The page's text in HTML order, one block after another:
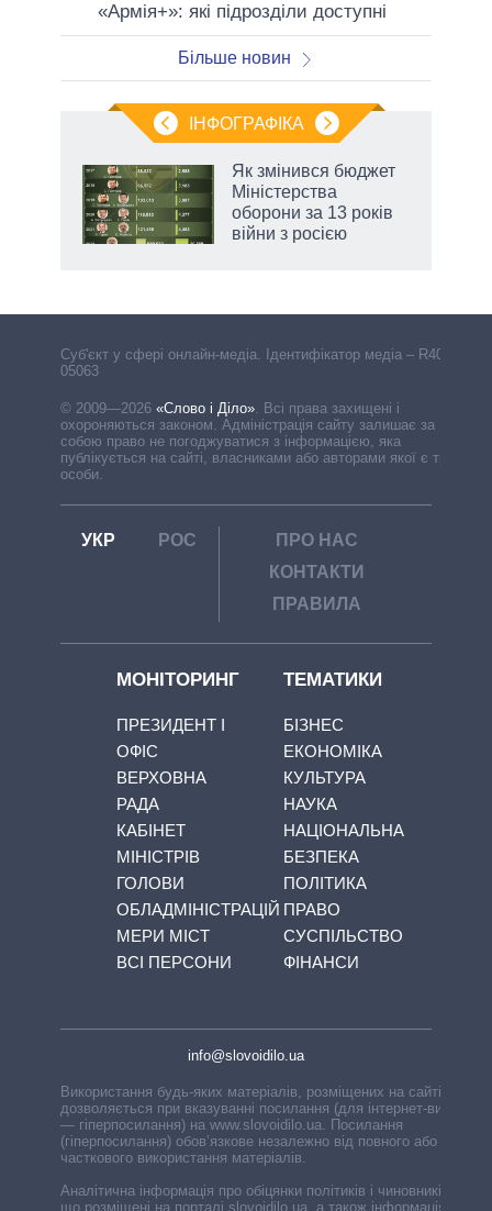
«Армія+»: які підрозділи доступні
Більше новин
ІНФОГРАФІКА
Як змінився бюджет
Міністерства
оборони за 13 років
війни з росією
Cуб'єкт у сфері онлайн-медіа. Ідентифікатор медіа – R40-
05063
© 2009—2026 «Слово і Діло». Всі права захищені і
охороняються законом. Адміністрація сайту залишає за
собою право не погоджуватися з інформацією, яка
публікується на сайті, власниками або авторами якої є треті
особи.
УКР РОС
ПРО НАС
КОНТАКТИ
ПРАВИЛА
МОНІТОРИНГ
ПРЕЗИДЕНТ І
ОФІС
ВЕРХОВНА
РАДА
КАБІНЕТ
МІНІСТРІВ
ГОЛОВИ
ОБЛАДМІНІСТРАЦІЙ
МЕРИ МІСТ
ВСІ ПЕРСОНИ
ТЕМАТИКИ
БІЗНЕС
ЕКОНОМІКА
КУЛЬТУРА
НАУКА
НАЦІОНАЛЬНА
БЕЗПЕКА
ПОЛІТИКА
ПРАВО
СУСПІЛЬСТВО
ФІНАНСИ
info@slovoidilo.ua
Використання будь-яких матеріалів, розміщених на сайті,
дозволяється при вказуванні посилання (для інтернет-видань
— гіперпосилання) на www.slovoidilo.ua. Посилання
(гіперпосилання) обов’язкове незалежно від повного або
часткового використання матеріалів.
Аналітична інформація про обіцянки політиків і чиновників,
що розміщені на порталі slovoidilo.ua, а також інформація про